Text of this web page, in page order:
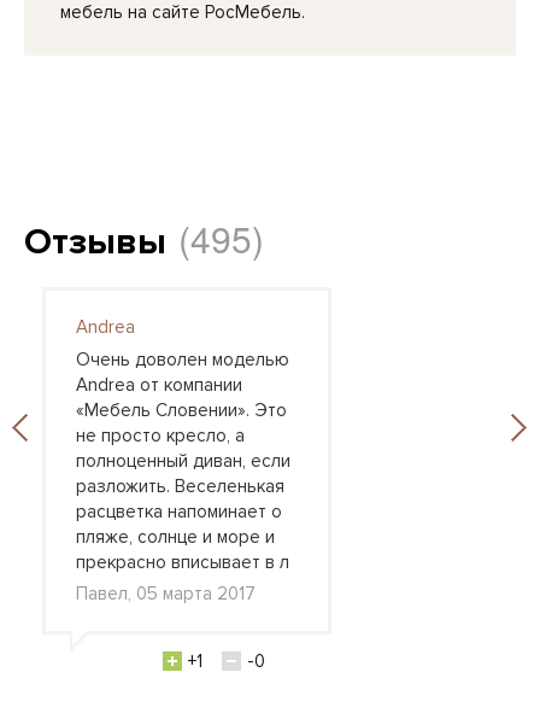
мебель на сайте РосМебель.
Отзывы (495)
Andrea
Очень доволен моделью
Andrea от компании
«Мебель Словении». Это
не просто кресло, а
полноценный диван, если
разложить. Веселенькая
расцветка напоминает о
пляже, солнце и море и
прекрасно вписывает в л
Павел, 05 марта 2017
+1 -0